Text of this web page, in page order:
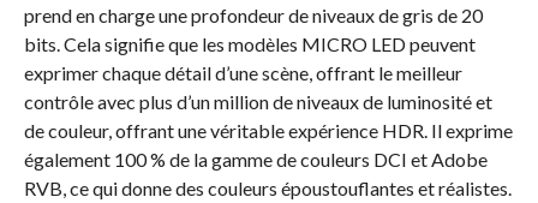
prend en charge une profondeur de niveaux de gris de 20
bits. Cela signifie que les modèles MICRO LED peuvent
exprimer chaque détail d’une scène, offrant le meilleur
contrôle avec plus d’un million de niveaux de luminosité et
de couleur, offrant une véritable expérience HDR. Il exprime
également 100 % de la gamme de couleurs DCI et Adobe
RVB, ce qui donne des couleurs époustouflantes et réalistes.